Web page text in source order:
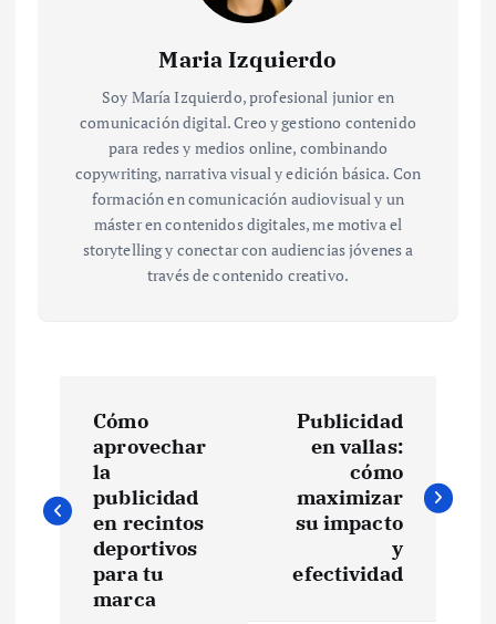
Maria Izquierdo
Soy María Izquierdo, profesional junior en
comunicación digital. Creo y gestiono contenido
para redes y medios online, combinando
copywriting, narrativa visual y edición básica. Con
formación en comunicación audiovisual y un
máster en contenidos digitales, me motiva el
storytelling y conectar con audiencias jóvenes a
través de contenido creativo.
v
Cómo
aprovechar
la
publicidad
en recintos
deportivos
para tu
marca
Publicidad
en vallas:
cómo
maximizar
su impacto
y
efectividad